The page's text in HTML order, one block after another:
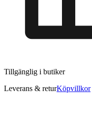
Tillgänglig i butiker
Leverans & returKöpvillkor